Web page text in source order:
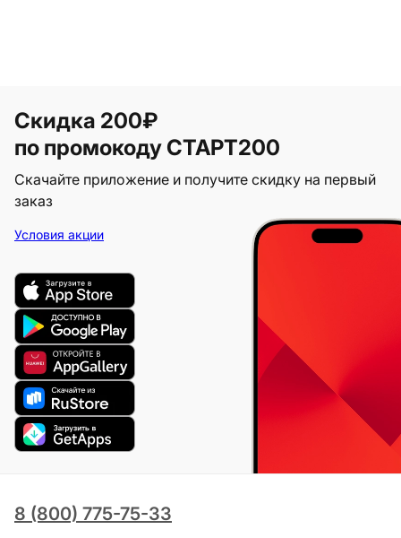
Скидка 200₽
по промокоду СТАРТ200
Скачайте приложение и получите скидку на первый
заказ
Условия акции
8 (800) 775-75-33